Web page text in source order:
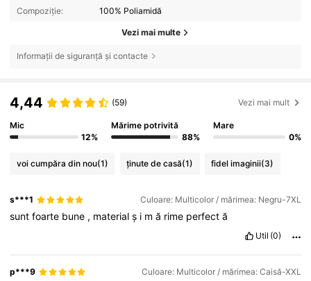
Compoziție:
100% Poliamidă
Vezi mai multe
Informații de siguranță și contacte
4,44 (59) Vezi mai mult
Mic
12%
Mărime potrivită
88%
Mare
0%
voi cumpăra din nou(1) ținute de casă(1) fidel imaginii(3)
s***1 Culoare: Multicolor / mărimea: Negru-7XL
suntfoarte bune , materialș i mă rime perfectă
Util (0)
p***9 Culoare: Multicolor / mărimea: Caisă-XXL